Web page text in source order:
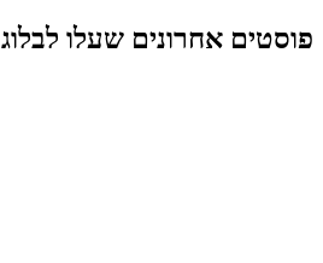
פוסטים אחרונים שעלו לבלוג